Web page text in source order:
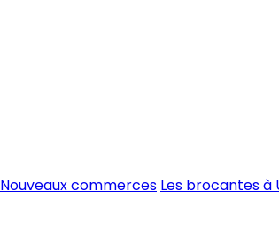
Nouveaux commerces Les brocantes à